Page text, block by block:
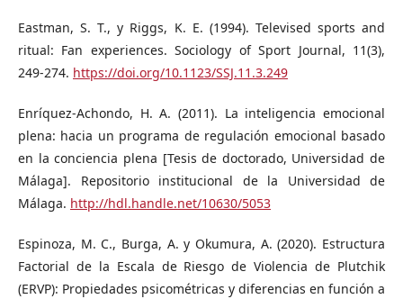
Eastman, S. T., y Riggs, K. E. (1994). Televised sports and
ritual: Fan experiences. Sociology of Sport Journal, 11(3),
249-274. https://doi.org/10.1123/SSJ.11.3.249
Enríquez-Achondo, H. A. (2011). La inteligencia emocional
plena: hacia un programa de regulación emocional basado
en la conciencia plena [Tesis de doctorado, Universidad de
Málaga]. Repositorio institucional de la Universidad de
Málaga. http://hdl.handle.net/10630/5053
Espinoza, M. C., Burga, A. y Okumura, A. (2020). Estructura
Factorial de la Escala de Riesgo de Violencia de Plutchik
(ERVP): Propiedades psicométricas y diferencias en función a